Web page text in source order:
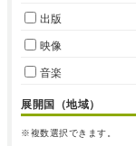
出版
映像
音楽
展開国（地域）
※複数選択できます。